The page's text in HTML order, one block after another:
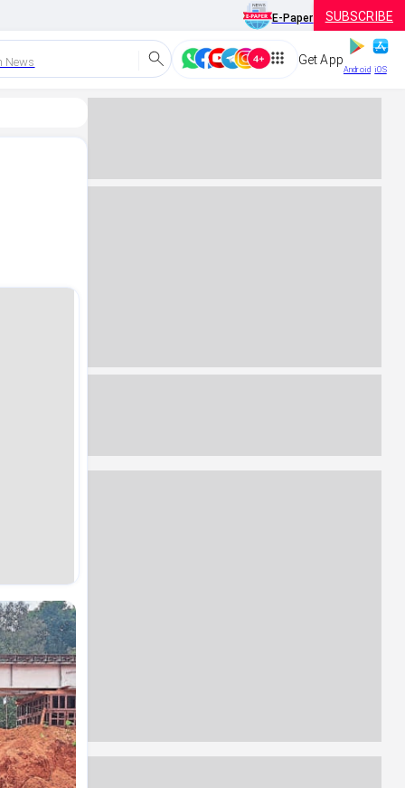
E-Paper SUBSCRIBE
News Get App
Android iOS